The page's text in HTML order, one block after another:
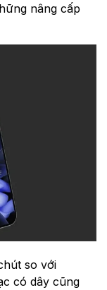
nâng cấp
so với
có dây cũng